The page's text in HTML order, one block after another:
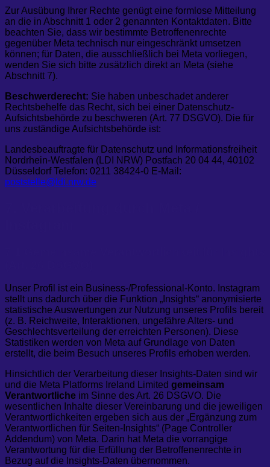
Zur Ausübung Ihrer Rechte genügt eine formlose Mitteilung
an die in Abschnitt 1 oder 2 genannten Kontaktdaten. Bitte
beachten Sie, dass wir bestimmte Betroffenenrechte
gegenüber Meta technisch nur eingeschränkt umsetzen
können; für Daten, die ausschließlich bei Meta vorliegen,
wenden Sie sich bitte zusätzlich direkt an Meta (siehe
Abschnitt 7).
Beschwerderecht: Sie haben unbeschadet anderer
Rechtsbehelfe das Recht, sich bei einer Datenschutz-
Aufsichtsbehörde zu beschweren (Art. 77 DSGVO). Die für
uns zuständige Aufsichtsbehörde ist:
Landesbeauftragte für Datenschutz und Informationsfreiheit
Nordrhein-Westfalen (LDI NRW) Postfach 20 04 44, 40102
Düsseldorf Telefon: 0211 38424-0 E-Mail:
poststelle@ldi.nrw.de
Unser Profil ist ein Business-/Professional-Konto. Instagram
stellt uns dadurch über die Funktion „Insights“ anonymisierte
statistische Auswertungen zur Nutzung unseres Profils bereit
(z. B. Reichweite, Interaktionen, ungefähre Alters- und
Geschlechtsverteilung der erreichten Personen). Diese
Statistiken werden von Meta auf Grundlage von Daten
erstellt, die beim Besuch unseres Profils erhoben werden.
Hinsichtlich der Verarbeitung dieser Insights-Daten sind wir
und die Meta Platforms Ireland Limited gemeinsam
Verantwortliche im Sinne des Art. 26 DSGVO. Die
wesentlichen Inhalte dieser Vereinbarung und die jeweiligen
Verantwortlichkeiten ergeben sich aus der „Ergänzung zum
Verantwortlichen für Seiten-Insights“ (Page Controller
Addendum) von Meta. Darin hat Meta die vorrangige
Verantwortung für die Erfüllung der Betroffenenrechte in
Bezug auf die Insights-Daten übernommen.